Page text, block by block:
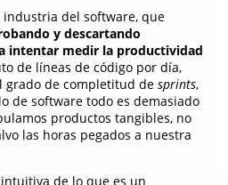
industria del software, que
y descartando
intentar medir la productividad
de líneas de código por día,
grado de completitud de sprints,
de software todo es demasiado
productos tangibles, no
las horas pegados a nuestra
de lo que es un